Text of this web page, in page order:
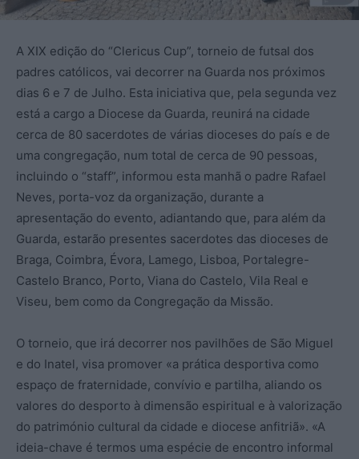
A XIX edição do “Clericus Cup”, torneio de futsal dos
padres católicos, vai decorrer na Guarda nos próximos
dias 6 e 7 de Julho. Esta iniciativa que, pela segunda vez
está a cargo a Diocese da Guarda, reunirá na cidade
cerca de 80 sacerdotes de várias dioceses do país e de
uma congregação, num total de cerca de 90 pessoas,
incluindo o “staff”, informou esta manhã o padre Rafael
Neves, porta-voz da organização, durante a
apresentação do evento, adiantando que, para além da
Guarda, estarão presentes sacerdotes das dioceses de
Braga, Coimbra, Évora, Lamego, Lisboa, Portalegre-
Castelo Branco, Porto, Viana do Castelo, Vila Real e
Viseu, bem como da Congregação da Missão.
O torneio, que irá decorrer nos pavilhões de São Miguel
e do Inatel, visa promover «a prática desportiva como
espaço de fraternidade, convívio e partilha, aliando os
valores do desporto à dimensão espiritual e à valorização
do património cultural da cidade e diocese anfitriã». «A
ideia-chave é termos uma espécie de encontro informal